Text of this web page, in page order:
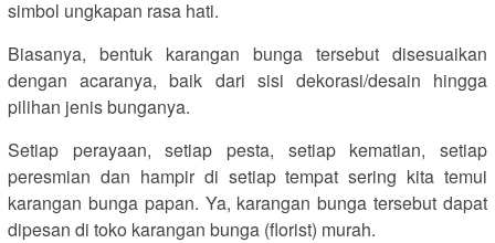
simbol ungkapan rasa hati.
Biasanya, bentuk karangan bunga tersebut disesuaikan
dengan acaranya, baik dari sisi dekorasi/desain hingga
pilihan jenis bunganya.
Setiap perayaan, setiap pesta, setiap kematian, setiap
peresmian dan hampir di setiap tempat sering kita temui
karangan bunga papan. Ya, karangan bunga tersebut dapat
dipesan di toko karangan bunga (florist) murah.